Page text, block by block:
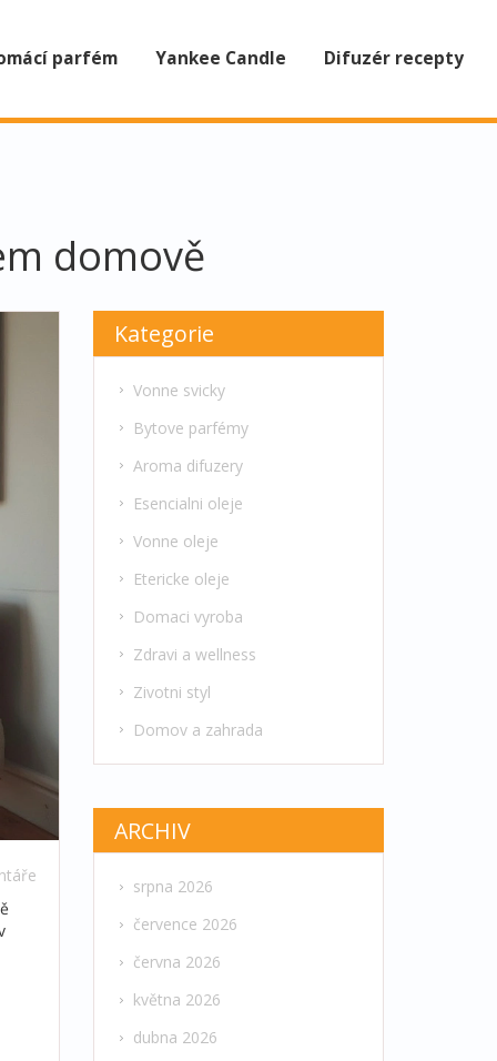
parfém Yankee Candle Difuzér recepty
domově
Kategorie
Vonne svicky
Bytove parfémy
Aroma difuzery
Esencialni oleje
Vonne oleje
Etericke oleje
Domaci vyroba
Zdravi a wellness
Zivotni styl
Domov a zahrada
ARCHIV
srpna 2026
července 2026
června 2026
května 2026
dubna 2026